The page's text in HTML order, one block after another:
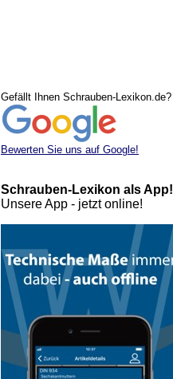
Gefällt Ihnen Schrauben-Lexikon.de?
Bewerten Sie uns auf Google!
Schrauben-Lexikon als App!
Unsere App - jetzt online!